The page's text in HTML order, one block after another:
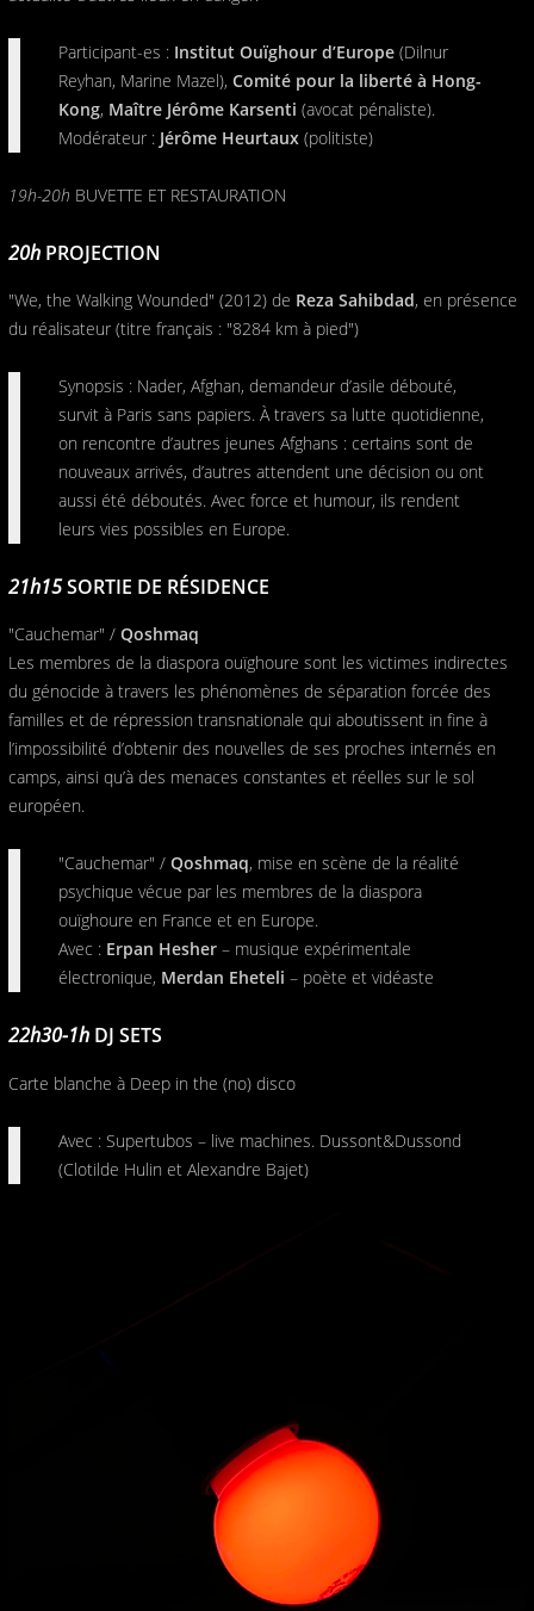
Participant-es : Institut Ouïghour d’Europe (Dilnur
Reyhan, Marine Mazel), Comité pour la liberté à Hong-
Kong, Maître Jérôme Karsenti (avocat pénaliste).
Modérateur : Jérôme Heurtaux (politiste)
19h-20h BUVETTE ET RESTAURATION
20h PROJECTION
"We, the Walking Wounded" (2012) de Reza Sahibdad, en présence
du réalisateur (titre français : "8284 km à pied")
Synopsis : Nader, Afghan, demandeur d’asile débouté,
survit à Paris sans papiers. À travers sa lutte quotidienne,
on rencontre d’autres jeunes Afghans : certains sont de
nouveaux arrivés, d’autres attendent une décision ou ont
aussi été déboutés. Avec force et humour, ils rendent
leurs vies possibles en Europe.
21h15SORTIE DE RÉSIDENCE
"Cauchemar" / Qoshmaq
Les membres de la diaspora ouïghoure sont les victimes indirectes
du génocide à travers les phénomènes de séparation forcée des
familles et de répression transnationale qui aboutissent in fine à
l’impossibilité d’obtenir des nouvelles de ses proches internés en
camps, ainsi qu’à des menaces constantes et réelles sur le sol
européen.
"Cauchemar" / Qoshmaq, mise en scène de la réalité
psychique vécue par les membres de la diaspora
ouïghoure en France et en Europe.
Avec : Erpan Hesher – musique expérimentale
électronique, Merdan Eheteli – poète et vidéaste
22h30-1h DJ SETS
Carte blanche à Deep in the (no) disco
Avec : Supertubos – live machines. Dussont&Dussond
(Clotilde Hulin et Alexandre Bajet)